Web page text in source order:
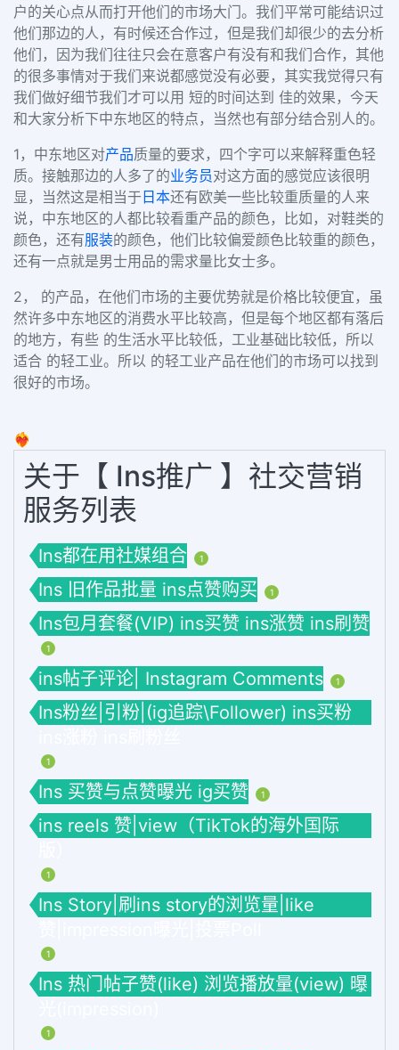
户的关心点从而打开他们的市场大门。我们平常可能结识过
他们那边的人，有时候还合作过，但是我们却很少的去分析
他们，因为我们往往只会在意客户有没有和我们合作，其他
的很多事情对于我们来说都感觉没有必要，其实我觉得只有
我们做好细节我们才可以用 短的时间达到 佳的效果，今天
和大家分析下中东地区的特点，当然也有部分结合别人的。
1，中东地区对产品质量的要求，四个字可以来解释重色轻
质。接触那边的人多了的业务员对这方面的感觉应该很明
显，当然这是相当于日本还有欧美一些比较重质量的人来
说，中东地区的人都比较看重产品的颜色，比如，对鞋类的
颜色，还有服装的颜色，他们比较偏爱颜色比较重的颜色，
还有一点就是男士用品的需求量比女士多。
2，
的产品，在他们市场的主要优势就是价格比较便宜，虽
然许多中东地区的消费水平比较高，但是每个地区都有落后
的地方，有些 的生活水平比较低，工业基础比较低，所以
适合 的轻工业。所以 的轻工业产品在他们的市场可以找到
很好的市场。
❤️‍🔥
关于【 Ins推广 】社交营销
服务列表
Ins都在用社媒组合 1
Ins 旧作品批量 ins点赞购买 1
Ins包月套餐(VIP) ins买赞 ins涨赞 ins刷赞
1
ins帖子评论| Instagram Comments 1
Ins粉丝|引粉|(ig追踪\Follower) ins买粉
1
Ins 买赞与点赞曝光 ig买赞 1
ins reels 赞|view（TikTok的海外国际
1
Ins Story|刷ins story的浏览量|like
1
Ins 热门帖子赞(like) 浏览播放量(view) 曝
1